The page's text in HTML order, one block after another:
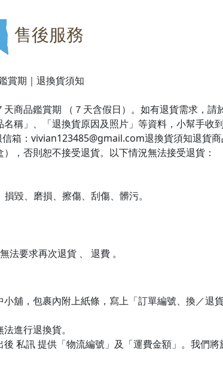
售後服務
賞期｜退換貨須知
商品鑑賞期 （７天含假日）。如有退貨需求，請
稱」、「退換貨原因及照片」等資料，小幫手收
箱：vivian123485@gmail.com退換貨須知退貨
，否則恕不接受退貨。以下情況無法接受退貨：
毀、磨損、擦傷、刮傷、髒污。
要求再次退貨 、 退費 。
舖，包裹內附上紙條，寫上「訂單編號、換／退
進行退換貨。
私訊 提供「物流編號」及「運費金額」。我們